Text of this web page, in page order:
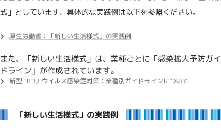
式」としています、具体的な実践例は以下を参照ください。
厚生労働省：「新しい生活様式」の実践例
また、「新しい生活様式」は、業種ごとに「感染拡大予防ガイ
ドライン」が作成されています。
新型コロナウイルス感染症対策：業種別ガイドラインについて
「新しい生活様式」の実践例